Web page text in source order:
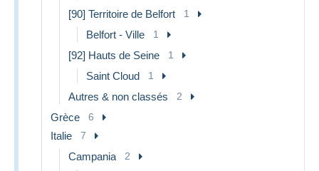
[90] Territoire de Belfort 1
Belfort - Ville 1
[92] Hauts de Seine 1
Saint Cloud 1
Autres & non classés 2
Grèce 6
Italie 7
Campania 2